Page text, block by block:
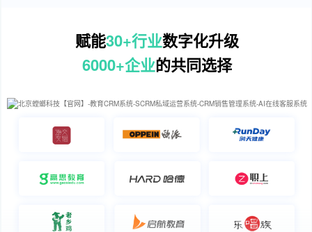
赋能30+行业数字化升级
6000+企业的共同选择